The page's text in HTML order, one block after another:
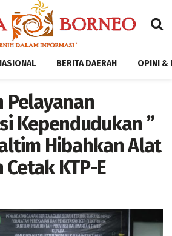
BERITA DAERAH OPINI &
Kependudukan ”
Hibahkan Alat
KTP-E